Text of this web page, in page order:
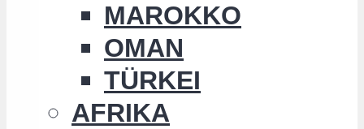
MAROKKO
OMAN
TÜRKEI
AFRIKA